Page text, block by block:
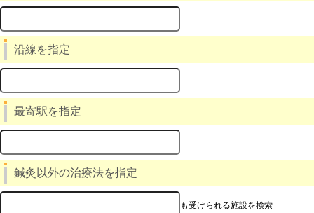
沿線を指定
最寄駅を指定
鍼灸以外の治療法を指定
も受けられる施設を検索